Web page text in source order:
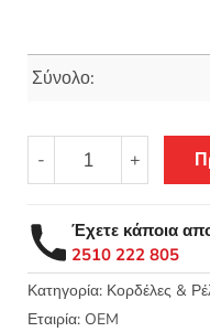
Σύνολο:
-
Βελούτε
κορδέλα
πολυτελείας
με
το
μέτρο
+
Έχετε κάποια
2510 222 805
Κατηγορία: Κορδέλες &
Εταιρία: OEM